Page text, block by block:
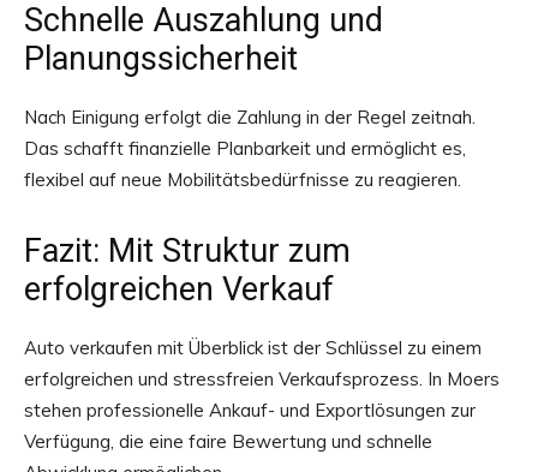
Schnelle Auszahlung und
Planungssicherheit
Nach Einigung erfolgt die Zahlung in der Regel zeitnah.
Das schafft finanzielle Planbarkeit und ermöglicht es,
flexibel auf neue Mobilitätsbedürfnisse zu reagieren.
Fazit: Mit Struktur zum
erfolgreichen Verkauf
Auto verkaufen mit Überblick ist der Schlüssel zu einem
erfolgreichen und stressfreien Verkaufsprozess. In Moers
stehen professionelle Ankauf- und Exportlösungen zur
Verfügung, die eine faire Bewertung und schnelle